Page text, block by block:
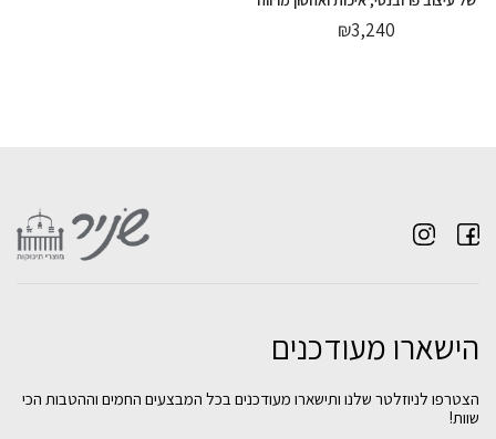
₪3,240
הישארו מעודכנים
הצטרפו לניוזלטר שלנו ותישארו מעודכנים בכל המבצעים החמים וההטבות הכי
שוות!